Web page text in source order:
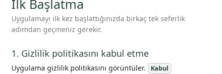
İlk Başlatma
Uygulamayı ilk kez başlattığınızda birkaç tek seferlik
adımdan geçmeniz gerekir.
1. Gizlilik politikasını kabul etme
Uygulama gizlilik politikasını görüntüler. Kabul